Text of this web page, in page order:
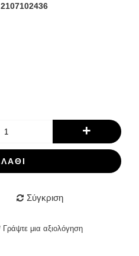
+
Σύγκριση
Γράψτε μια αξιολόγηση